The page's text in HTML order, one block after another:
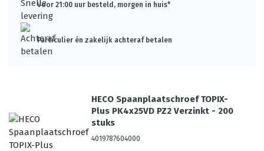
Voor 21:00 uur besteld, morgen in huis*
Particulier én zakelijk achteraf betalen
HECO Spaanplaatschroef TOPIX-
Plus PK4x25VD PZ2 Verzinkt - 200
stuks
4019787604000